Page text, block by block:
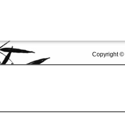
Copyright ©